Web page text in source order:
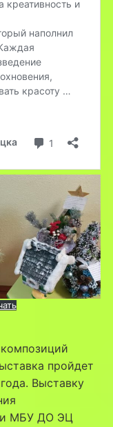
пройдет
Выставку
и МБУ ДО ЭЦ